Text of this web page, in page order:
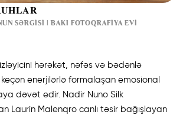
SƏRGISI | BAKI FOTOQRAFIYA EVI
hərəkət, nəfəs və bədənlə
enerjilərlə formalaşan emosional
dəvət edir. Nadir Nuno Silk
Laurin Malenqro canlı təsir bağışlayan